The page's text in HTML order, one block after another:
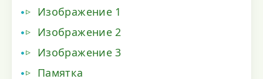
Изображение 1
Изображение 2
Изображение 3
Памятка